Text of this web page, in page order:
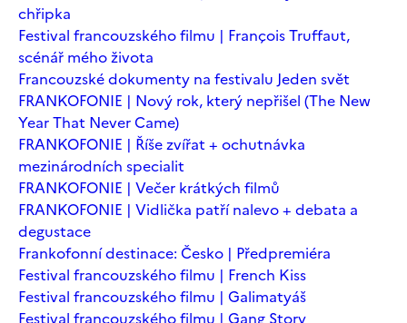
chřipka
Festival francouzského filmu | François Truffaut,
scénář mého života
Francouzské dokumenty na festivalu Jeden svět
FRANKOFONIE | Nový rok, který nepřišel (The New
Year That Never Came)
FRANKOFONIE | Říše zvířat + ochutnávka
mezinárodních specialit
FRANKOFONIE | Večer krátkých filmů
FRANKOFONIE | Vidlička patří nalevo + debata a
degustace
Frankofonní destinace: Česko | Předpremiéra
Festival francouzského filmu | French Kiss
Festival francouzského filmu | Galimatyáš
Festival francouzského filmu | Gang Story